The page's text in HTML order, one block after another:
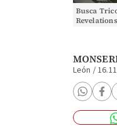
Busca
León /